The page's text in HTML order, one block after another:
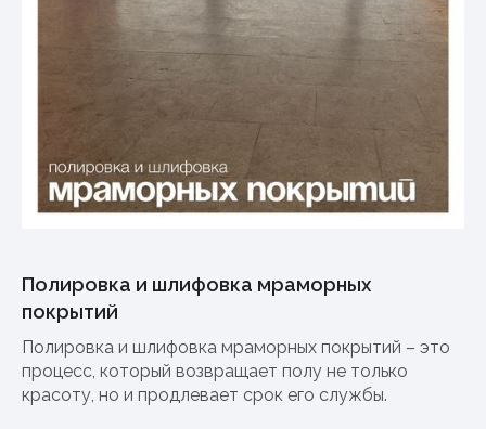
Полировка и шлифовка мраморных
покрытий
Полировка и шлифовка мраморных покрытий – это
процесс, который возвращает полу не только
красоту, но и продлевает срок его службы.